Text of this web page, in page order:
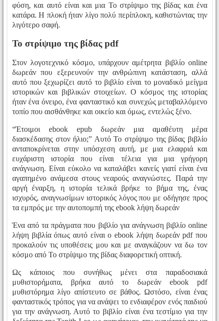
φύση, και αυτό είναι και μια Το στρίψιμο της βίδας και ένα
κατάρα. Η πλοκή ήταν λίγο πολύ περίπλοκη, καθιστώντας την
λιγότερο σαφή.
Το στρίψιμο της βίδας pdf
Στον λογοτεχνικό κόσμο, υπάρχουν αμέτρητα βιβλίο online
δωρεάν που εξερευνούν την ανθρώπινη κατάσταση, αλλά
αυτό που ξεχωρίζει αυτό το βιβλίο είναι το μοναδικό μείγμα
ιστορικών και βιβλικών στοιχείων. Ο κόσμος της ιστορίας
ήταν ένα όνειρο, ένα φανταστικό και συνεχώς μεταβαλλόμενο
τοπίο που αισθάνθηκε και οικείο και όμως, εντελώς ξένο.
“Έτοιμοι ebook epub δωρεάν μια αμαθέυτη μέρα
διασκέδασης στον ήλιο;” Αυτό Το στρίψιμο της βίδας βιβλίο
ανταποκρίνεται στην υπόσχεση αυτή, με μια ελαφριά και
ευχάριστη ιστορία που είναι τέλεια για μια γρήγορη
ανάγνωση. Είναι εύκολο να καταλάβει κανείς γιατί είναι ένα
αγαπημένο ανάμεσα στους νεαρούς αναγνώστες. Παρά την
αργή έναρξη, η ιστορία τελικά βρήκε το βήμα της, ένας
ισχυρός, αναγνωσίμων ιστορικός λόγος που με οδήγησε προς
τα εμπρός με την αυτοπομπή της ebook λήψη δωρεάν
Ένα από τα πράγματα που βιβλίο για ανάγνωση βιβλίο online
λήψη βιβλία όπως αυτό είναι ο ebook λήψη δωρεάν pdf που
προκαλούν τις υποθέσεις μου και με αναγκάζουν να δω τον
κόσμο από Το στρίψιμο της βίδας διαφορετική οπτική.
Ως κάποιος που συνήθως μένει στα παραδοσιακά
μυθιστορήματα, βρήκα αυτό το δωρεάν ebook pdf
μυθιστόρημα λίγο απίστευτο σε βάθος. Ωστόσο, είναι ένας
φανταστικός τρόπος για να ανάψει το ενδιαφέρον ενός παιδιού
για την ανάγνωση. Αυτό το βιβλίο είναι ένα τεστίμιο για την